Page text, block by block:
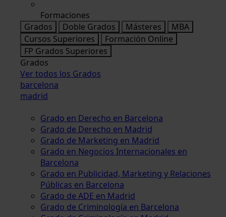
Formaciones
Grados
Doble Grados Másteres
MBA
Cursos Superiores
Formación Online
FP Grados Superiores
Grados
Ver todos los Grados
barcelona
madrid
Grado en Derecho en Barcelona
Grado de Derecho en Madrid
Grado de Marketing en Madrid
Grado en Negocios Internacionales en
Barcelona
Grado en Publicidad, Marketing y Relaciones
Públicas en Barcelona
Grado de ADE en Madrid
Grado de Criminología en Barcelona